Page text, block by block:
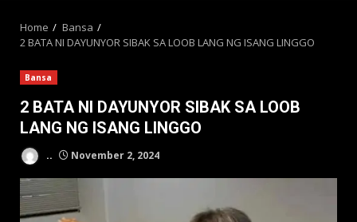
Home
Bansa
2 BATA NI DAYUNYOR SIBAK SA LOOB LANG NG ISANG LINGGO
Bansa
2 BATA NI DAYUNYOR SIBAK SA LOOB
LANG NG ISANG LINGGO
.. November 2, 2024